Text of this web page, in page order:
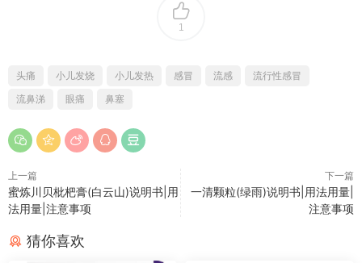
1
头痛 小儿发烧 小儿发热 感冒 流感
流行性感冒
流鼻涕
眼痛 鼻塞
上一篇
蜜炼川贝枇杷膏(白云山)说明书|用
法用量|注意事项
下一篇
一清颗粒(绿雨)说明书|用法用量|
注意事项
猜你喜欢